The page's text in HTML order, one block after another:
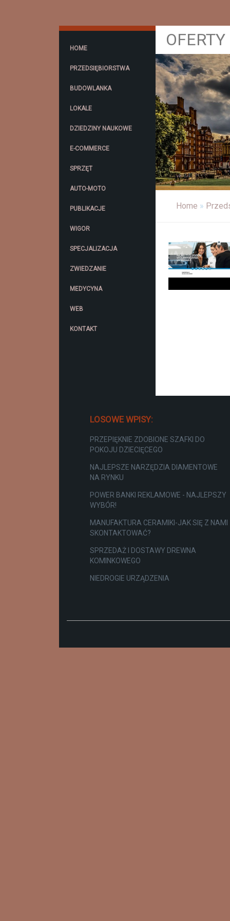
HOME
PRZEDSIĘBIORSTWA
BUDOWLANKA
LOKALE
DZIEDZINY NAUKOWE
E-COMMERCE
SPRZĘT
AUTO-MOTO
PUBLIKACJE
WIGOR
SPECJALIZACJA
ZWIEDZANIE
MEDYCYNA
WEB
KONTAKT
Home »
LOSOWE WPISY:
PRZEPIĘKNIE ZDOBIONE SZAFKI DO
POKOJU DZIECIĘCEGO
NAJLEPSZE NARZĘDZIA DIAMENTOWE
NA RYNKU
POWER BANKI REKLAMOWE - NAJLEPSZY
WYBÓR!
MANUFAKTURA CERAMIKI-JAK SIĘ Z NAMI
SKONTAKTOWAĆ?
SPRZEDAŻ I DOSTAWY DREWNA
KOMINKOWEGO
NIEDROGIE URZĄDZENIA